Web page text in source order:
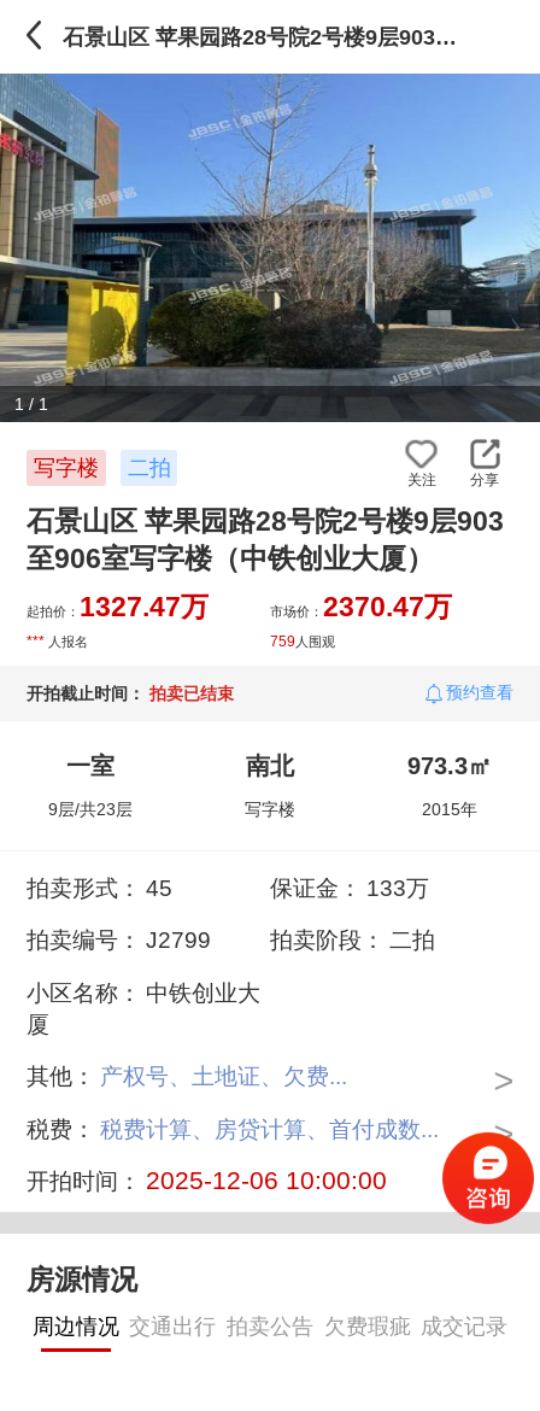
石景山区 苹果园路28号院2号楼9层903至906室写字楼（中铁创业大厦）
1 / 1
写字楼 二拍 关注 分享
石景山区 苹果园路28号院2号楼9层903
至906室写字楼（中铁创业大厦）
起拍价： 1327.47万 市场价： 2370.47万
*** 人报名 759 人围观
开拍截止时间： 拍卖已结束 预约查看
一室
9层/共23层
南北
写字楼
973.3㎡
2015年
拍卖形式： 45 保证金： 133万
拍卖编号： J2799 拍卖阶段： 二拍
小区名称：
中铁创业大
厦
其他： 产权号、土地证、欠费... >
税费： 税费计算、房贷计算、首付成数... >
开拍时间： 2025-12-06 10:00:00
房源情况
周边情况 交通出行 拍卖公告 欠费瑕疵 成交记录